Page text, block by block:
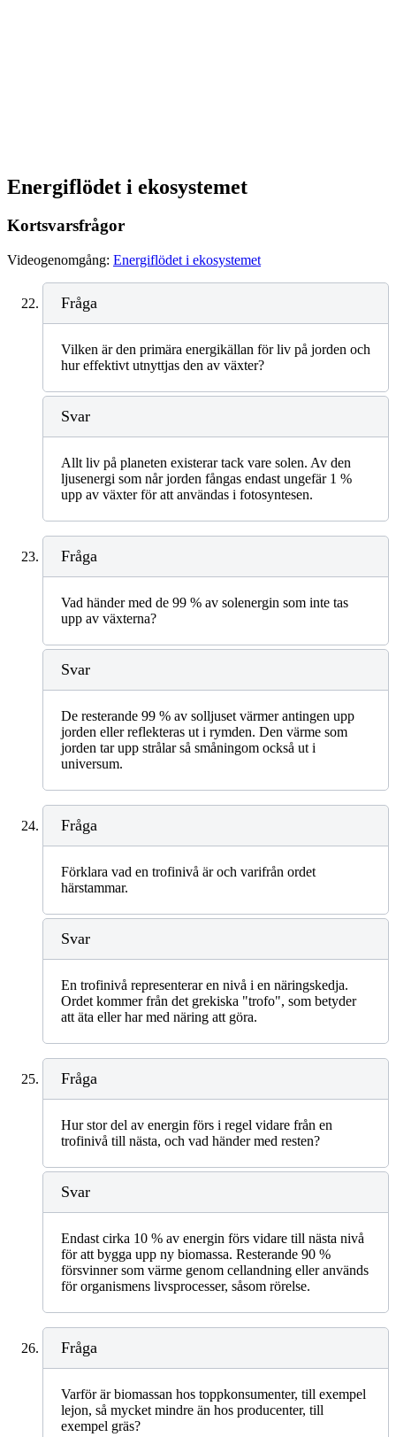
Energiflödet i ekosystemet
Kortsvarsfrågor
Videogenomgång: Energiflödet i ekosystemet
Fråga
Vilken är den primära energikällan för liv på jorden och
hur effektivt utnyttjas den av växter?
Svar
Allt liv på planeten existerar tack vare solen. Av den
ljusenergi som når jorden fångas endast ungefär 1 %
upp av växter för att användas i fotosyntesen.
Fråga
Vad händer med de 99 % av solenergin som inte tas
upp av växterna?
Svar
De resterande 99 % av solljuset värmer antingen upp
jorden eller reflekteras ut i rymden. Den värme som
jorden tar upp strålar så småningom också ut i
universum.
Fråga
Förklara vad en trofinivå är och varifrån ordet
härstammar.
Svar
En trofinivå representerar en nivå i en näringskedja.
Ordet kommer från det grekiska "trofo", som betyder
att äta eller har med näring att göra.
Fråga
Hur stor del av energin förs i regel vidare från en
trofinivå till nästa, och vad händer med resten?
Svar
Endast cirka 10 % av energin förs vidare till nästa nivå
för att bygga upp ny biomassa. Resterande 90 %
försvinner som värme genom cellandning eller används
för organismens livsprocesser, såsom rörelse.
Fråga
Varför är biomassan hos toppkonsumenter, till exempel
lejon, så mycket mindre än hos producenter, till
exempel gräs?